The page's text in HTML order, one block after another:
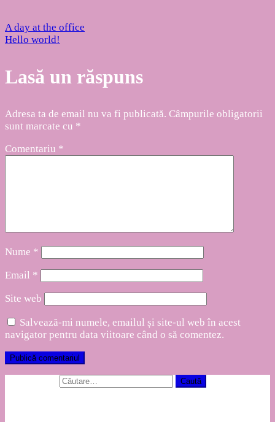
A day at the office
Hello world!
Lasă un răspuns
Adresa ta de email nu va fi publicată. Câmpurile obligatorii
sunt marcate cu *
Comentariu *
Nume *
Email *
Site web
Salvează-mi numele, emailul și site-ul web în acest
navigator pentru data viitoare când o să comentez.